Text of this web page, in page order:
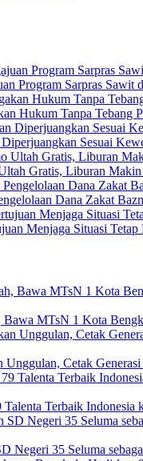
Program Sarpras Sawit
Hukum Tanpa Tebang
Sesuai
Gratis, Liburan Makin
Dana Zakat
Menjaga Situasi
MTsN 1 Kota
Cetak
Terbaik Indonesia
Negeri 35 Seluma